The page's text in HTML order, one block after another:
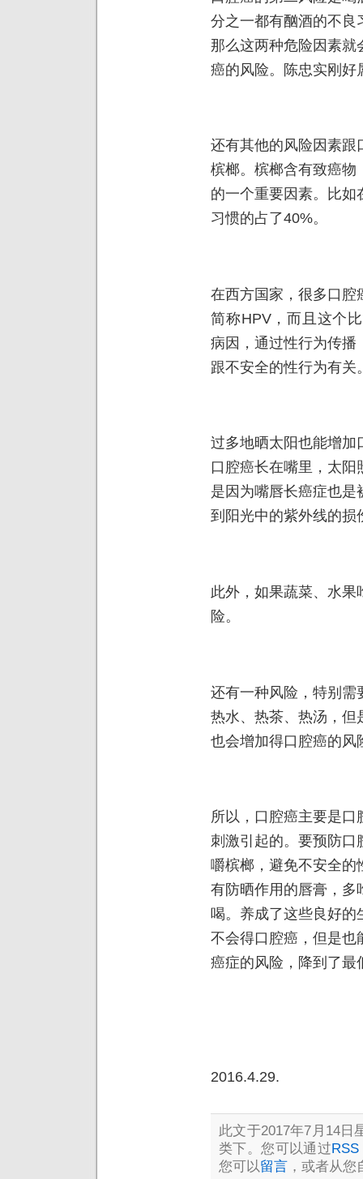
分之一都有酗酒的不良
那么这两种危险因素就
癌的风险。陈忠实刚好
还有其他的风险因素跟
槟榔。槟榔含有致癌物
的一个重要因素。比
习惯的占了40%。
在西方国家，很多口腔
简称HPV，而且这个
病因，通过性行为传播
跟不安全的性行为有关
过多地晒太阳也能增加
口腔癌长在嘴里，太
是因为嘴唇长癌症也
到阳光中的紫外线的损
此外，如果蔬菜、水
险。
还有一种风险，特别需
热水、热茶、热汤，但
也会增加得口腔癌的风
所以，口腔癌主要是
刺激引起的。要预防
嚼槟榔，避免不安全的
有防晒作用的唇膏，多
喝。养成了这些良好的
不会得口腔癌，但是也
癌症的风险，降到了最
2016.4.29.
此文于2017年7月14日
类下。您可以通过RSS
您可以留言 ，或者从